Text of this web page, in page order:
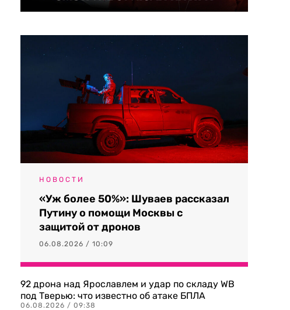
НОВОСТИ
«Уж более 50%»: Шуваев рассказал
Путину о помощи Москвы с
защитой от дронов
06.08.2026 / 10:09
92 дрона над Ярославлем и удар по складу WB
под Тверью: что известно об атаке БПЛА
06.08.2026 / 09:38